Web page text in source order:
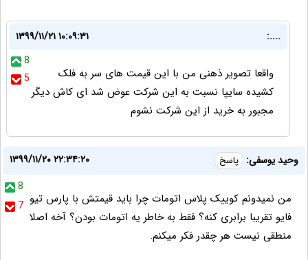
....:
۱۳۹۹/۱۱/۲۱ ۱۰:۰۹:۳۱
8
5
واقعا تصویر ذهنی من با این قیمت های سر به فلک
کشیده سایپا نسبت به این شرکت عوض شد ای کاش دیگر
مجبور به خرید از این شرکت نشوم
وحید یوسفی: پاسخ
۱۳۹۹/۱۱/۲۰ ۲۲:۳۴:۲۰
8
7 من نمیدونم کوییک پلاس اتومات چرا باید قیمتش با پارس تیو
فایو تقریبا برابری کنه؟ فقط به خاطر یه اتومات بودن؟ آخه اصلا
منطقی نیست هر چقدر فکر میکنم.